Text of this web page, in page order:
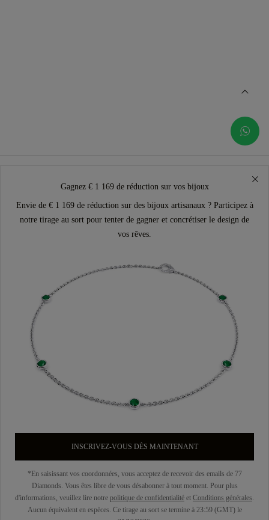
Gagnez € 1 169 de réduction sur vos bijoux
Envie de € 1 169 de réduction sur des bijoux artisanaux ? Participez à
notre tirage au sort pour tenter de gagner et concrétiser le design de
vos rêves.
INSCRIVEZ-VOUS DÈS MAINTENANT
*En saisissant vos coordonnées, vous acceptez de recevoir des emails de 77
Diamonds. Vous êtes libre de vous désabonner à tout moment. Pour plus
d'informations, veuillez lire notre politique de confidentialité et Conditions générales.
Aucun équivalent en espèces. Ce tirage au sort se termine à 23:59 (GMT) le